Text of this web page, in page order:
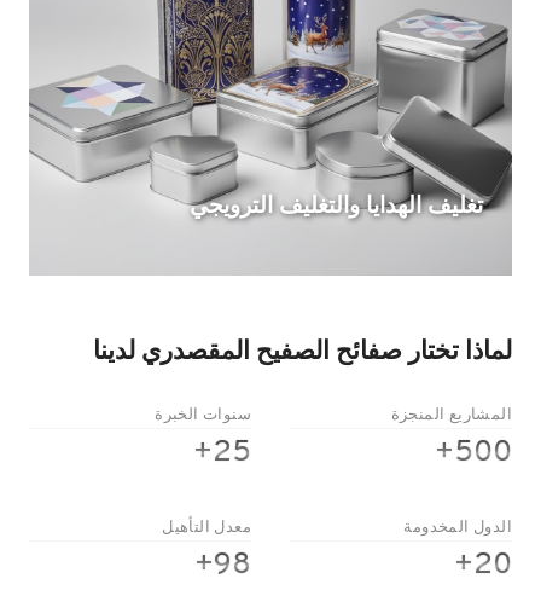
تغليف الهدايا والتغليف الترويجي
لماذا تختار صفائح الصفيح المقصدري لدينا
المشاريع المنجزة
5
+
500+
سنوات الخبرة
2
25+
الدول المخدومة
2
20+
معدل التأهيل
9
98+